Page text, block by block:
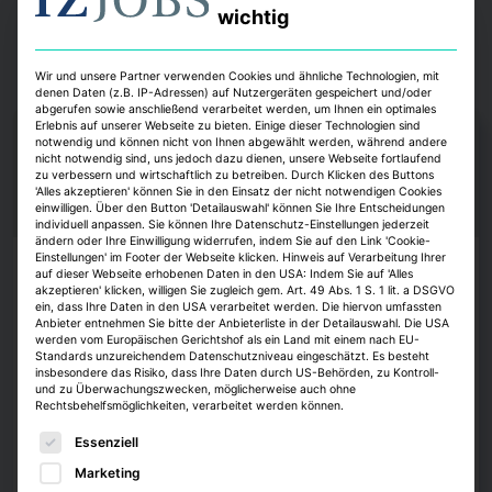
Karriere
Experten aus 25 Unternehmen erarbeiten
Zukunftsbilder
Forschungsinitiative. Für die Future Real Estate Initiative hat die
Blackprint-Gruppe Partner aus unterschiedlichen Branchenfeldern der
Bau- und Immobilienwirtschaft zusammengerufen. Sie erstellen
Arbeit in einem Report öffentlich zugänglich machen.
Janina Stadel 6. August 2026
wichtig
Wir und unsere Partner verwenden Cookies und ähnliche Technologien, mit
denen Daten (z.B. IP-Adressen) auf Nutzergeräten gespeichert und/oder
abgerufen sowie anschließend verarbeitet werden, um Ihnen ein optimales
Erlebnis auf unserer Webseite zu bieten. Einige dieser Technologien sind
notwendig und können nicht von Ihnen abgewählt werden, während andere
nicht notwendig sind, uns jedoch dazu dienen, unsere Webseite fortlaufend
zu verbessern und wirtschaftlich zu betreiben. Durch Klicken des Buttons
'Alles akzeptieren' können Sie in den Einsatz der nicht notwendigen Cookies
einwilligen. Über den Button 'Detailauswahl' können Sie Ihre Entscheidungen
individuell anpassen. Sie können Ihre Datenschutz-Einstellungen jederzeit
ändern oder Ihre Einwilligung widerrufen, indem Sie auf den Link 'Cookie-
Einstellungen' im Footer der Webseite klicken. Hinweis auf Verarbeitung Ihrer
auf dieser Webseite erhobenen Daten in den USA: Indem Sie auf 'Alles
akzeptieren' klicken, willigen Sie zugleich gem. Art. 49 Abs. 1 S. 1 lit. a DSGVO
ein, dass Ihre Daten in den USA verarbeitet werden. Die hiervon umfassten
Anbieter entnehmen Sie bitte der Anbieterliste in der Detailauswahl. Die USA
werden vom Europäischen Gerichtshof als ein Land mit einem nach EU-
Standards unzureichendem Datenschutzniveau eingeschätzt. Es besteht
insbesondere das Risiko, dass Ihre Daten durch US-Behörden, zu Kontroll-
und zu Überwachungszwecken, möglicherweise auch ohne
Rechtsbehelfsmöglichkeiten, verarbeitet werden können.
Es folgt eine Liste der Service-Gruppen, für die eine
Essenziell
Marketing